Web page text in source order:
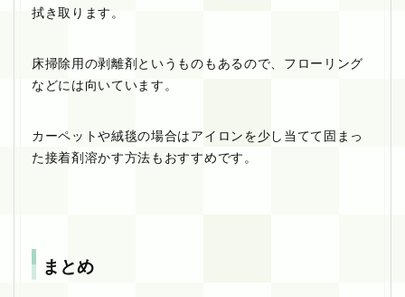
拭き取ります。
床掃除用の剥離剤というものもあるので、フローリング
などには向いています。
カーペットや絨毯の場合はアイロンを少し当てて固まっ
た接着剤溶かす方法もおすすめです。
まとめ